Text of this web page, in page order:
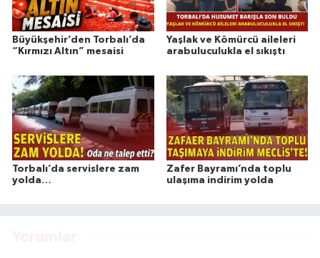
Büyükşehir’den Torbalı’da
“Kırmızı Altın” mesaisi
Yaşlak ve Kömürcü aileleri
arabuluculukla el sıkıştı
Torbalı’da servislere zam
yolda…
Zafer Bayramı’nda toplu
ulaşıma indirim yolda